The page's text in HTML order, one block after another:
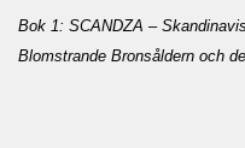
Bok 1: SCANDZA –
Blomstrande Bronsåldern och